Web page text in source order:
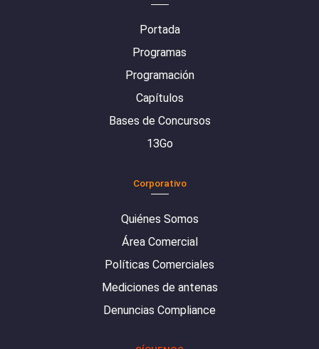
Portada
Programas
Programación
Capítulos
Bases de Concursos
13Go
Corporativo
Quiénes Somos
Área Comercial
Políticas Comerciales
Mediciones de antenas
Denuncias Compliance